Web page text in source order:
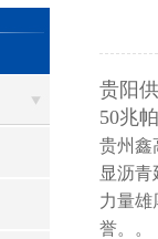
贵阳
50兆帕
贵州鑫
显沥
力量雄
誉。。